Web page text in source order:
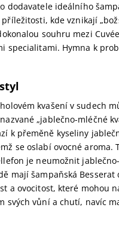
dodavatele ideálního
kde vznikají
souhru mezi
specialitami. Hymna k
kvašení v sudech
„jablečno-mléčné
k přeměně kyseliny
se oslabí ovocné aroma.
je neumožnit
mají šampaňská
a ovocitost, které mohou
svých vůní a chutí, navíc